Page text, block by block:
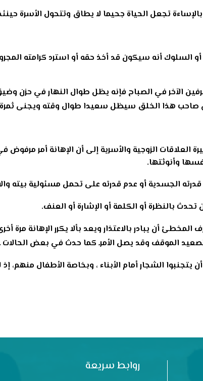
تجعل الحياة جحيما لا يطاق وتتحول الأسرة
أو السلوك أنه سيكون قد أخذ حقه أو استرد كرامته
الآخر في الصباح فإنه يظل طوال النهار في حزن
صاحب هذا الخلق سيظل سعيدا طوال وقته ويجنى
الزوجية والأسرية إلى أن الإهانة أمر مرفوض
وأنوثتها.
الجسدية أو عدم قدرته على تحمل مسئولية بيته
بالنظرة أو الكلمة أو الإشارة أو العنف.
أن يبادر بالاعتذار ويعد بألا يكرر الإهانة مرة
الموقف وقد يصل الأمرـ كما حدث في بعض الحالات ـ
يتجنبوا الشجار أمام الأبناء ، وبخاصة الأطفال
روابط سريعة